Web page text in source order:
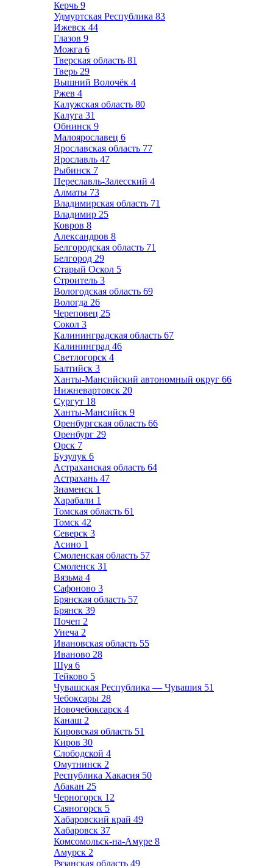
Керчь 9
Удмуртская Республика 83
Ижевск 44
Глазов 9
Можга 6
Тверская область 81
Тверь 29
Вышний Волочёк 4
Ржев 4
Калужская область 80
Калуга 31
Обнинск 9
Малоярославец 6
Ярославская область 77
Ярославль 47
Рыбинск 7
Переславль-Залесский 4
Алматы 73
Владимирская область 71
Владимир 25
Ковров 8
Александров 8
Белгородская область 71
Белгород 29
Старый Оскол 5
Строитель 3
Вологодская область 69
Вологда 26
Череповец 25
Сокол 3
Калининградская область 67
Калининград 46
Светлогорск 4
Балтийск 3
Ханты-Мансийский автономный округ 66
Нижневартовск 20
Сургут 18
Ханты-Мансийск 9
Оренбургская область 66
Оренбург 29
Орск 7
Бузулук 6
Астраханская область 64
Астрахань 47
Знаменск 1
Харабали 1
Томская область 61
Томск 42
Северск 3
Асино 1
Смоленская область 57
Смоленск 31
Вязьма 4
Сафоново 3
Брянская область 57
Брянск 39
Почеп 2
Унеча 2
Ивановская область 55
Иваново 28
Шуя 6
Тейково 5
Чувашская Республика — Чувашия 51
Чебоксары 28
Новочебоксарск 4
Канаш 2
Кировская область 51
Киров 30
Слободской 4
Омутнинск 2
Республика Хакасия 50
Абакан 25
Черногорск 12
Саяногорск 5
Хабаровский край 49
Хабаровск 37
Комсомольск-на-Амуре 8
Амурск 2
Рязанская область 49